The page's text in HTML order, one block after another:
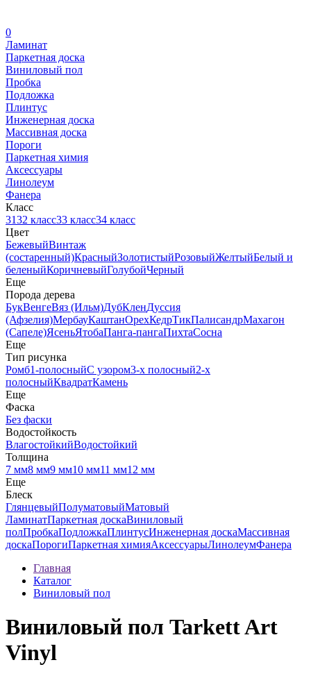
0
Ламинат
Паркетная доска
Виниловый пол
Пробка
Подложка
Плинтус
Инженерная доска
Массивная доска
Пороги
Паркетная химия
Аксессуары
Линолеум
Фанера
Класс
3132 класс33 класс34 класс
Цвет
БежевыйВинтаж
(состаренный)КрасныйЗолотистыйРозовыйЖелтыйБелый и
беленыйКоричневыйГолубойЧерный
Еще
Порода дерева
БукВенгеВяз (Ильм)ДубКленДуссия
(Афзелия)МербауКаштанОрехКедрТикПалисандрМахагон
(Сапеле)ЯсеньЯтобаПанга-пангаПихтаСосна
Еще
Тип рисунка
Ромб1-полосныйС узором3-х полосный2-х
полосныйКвадратКамень
Еще
Фаска
Без фаски
Водостойкость
ВлагостойкийВодостойкий
Толщина
7 мм8 мм9 мм10 мм11 мм12 мм
Еще
Блеск
ГлянцевыйПолуматовыйМатовый
ЛаминатПаркетная доскаВиниловый
полПробкаПодложкаПлинтусИнженерная доскаМассивная
доскаПорогиПаркетная химияАксессуарыЛинолеумФанера
Главная
Каталог
Виниловый пол
Виниловый пол Tarkett Art
Vinyl